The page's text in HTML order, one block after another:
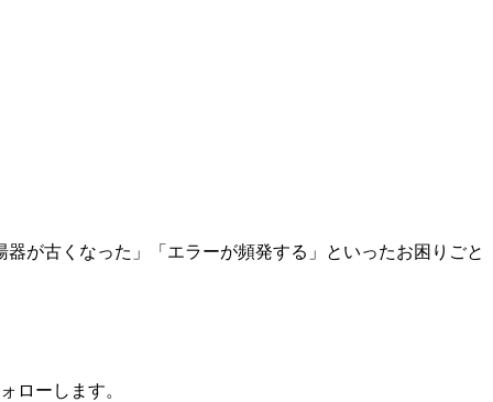
が古くなった」「エラーが頻発する」といったお困りごと
ローします。